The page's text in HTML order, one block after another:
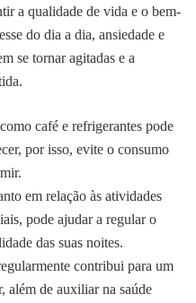
a qualidade de vida e o bem-
do dia a dia, ansiedade e
se tornar agitadas e a
café e refrigerantes pode
por isso, evite o consumo
em relação às atividades
pode ajudar a regular o
das suas noites.
contribui para um
além de auxiliar na saúde